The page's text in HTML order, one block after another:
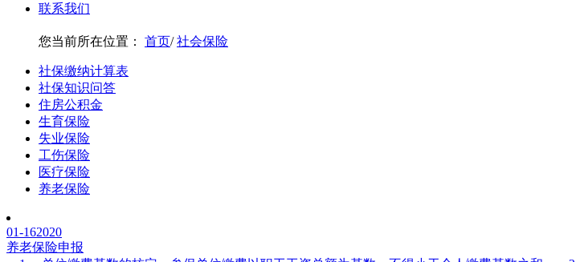
联系我们
您当前所在位置： 首页/社会保险
社保缴纳计算表
社保知识问答
住房公积金
生育保险
失业保险
工伤保险
医疗保险
养老保险
01-162020
养老保险申报